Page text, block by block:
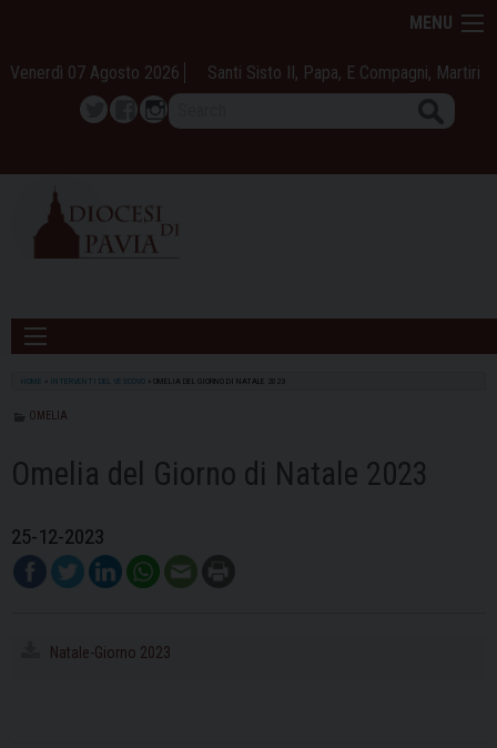
content
MENU
Venerdì 07 Agosto 2026 Santi Sisto II, Papa, E Compagni, Martiri
TwitterFacebook
Instagram
HOME INTERVENTI DEL VESCOVO OMELIA DEL GIORNO DI NATALE 2023
OMELIA
Omelia del Giorno di Natale 2023
25-12-2023
Natale-Giorno 2023